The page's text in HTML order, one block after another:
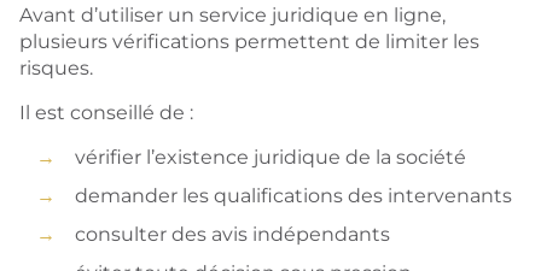
Avant d’utiliser un service juridique en ligne,
plusieurs vérifications permettent de limiter les
risques.
Il est conseillé de :
vérifier l’existence juridique de la société
demander les qualifications des intervenants
consulter des avis indépendants